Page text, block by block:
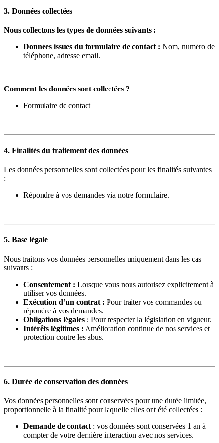
3. Données collectées
Nous collectons les types de données suivants :
Données issues du formulaire de contact : Nom, numéro de
téléphone, adresse email.
Comment les données sont collectées ?
Formulaire de contact
4. Finalités du traitement des données
Les données personnelles sont collectées pour les finalités suivantes
:
Répondre à vos demandes via notre formulaire.
5. Base légale
Nous traitons vos données personnelles uniquement dans les cas
suivants :
Consentement : Lorsque vous nous autorisez explicitement à
utiliser vos données.
Exécution d’un contrat : Pour traiter vos commandes ou
répondre à vos demandes.
Obligations légales : Pour respecter la législation en vigueur.
Intérêts légitimes : Amélioration continue de nos services et
protection contre les abus.
6. Durée de conservation des données
Vos données personnelles sont conservées pour une durée limitée,
proportionnelle à la finalité pour laquelle elles ont été collectées :
Demande de contact : vos données sont conservées 1 an à
compter de votre dernière interaction avec nos services.